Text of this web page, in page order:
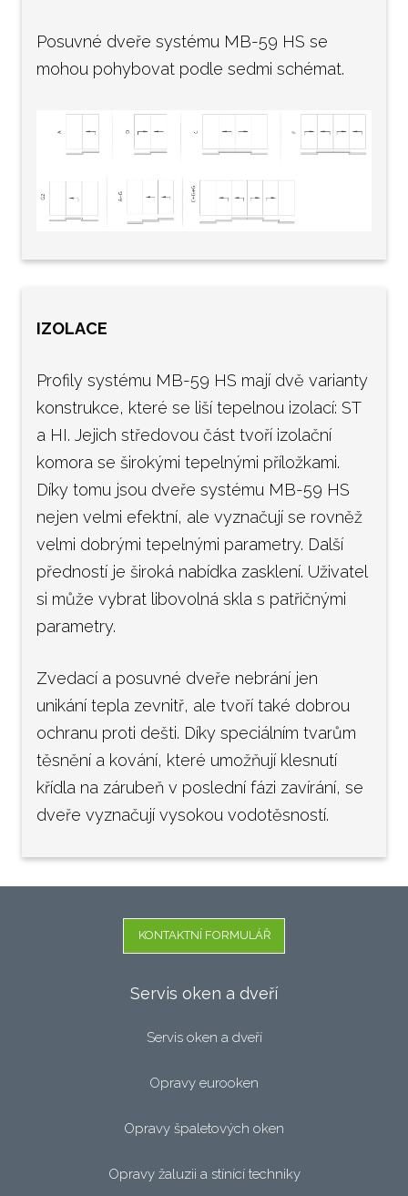
Posuvné dveře systému MB-59 HS se
mohou pohybovat podle sedmi schémat.
IZOLACE
Profily systému MB-59 HS mají dvě varianty
konstrukce, které se liší tepelnou izolací: ST
a HI. Jejich středovou část tvoří izolační
komora se širokými tepelnými příložkami.
Díky tomu jsou dveře systému MB-59 HS
nejen velmi efektní, ale vyznačují se rovněž
velmi dobrými tepelnými parametry. Další
předností je široká nabídka zasklení. Uživatel
si může vybrat libovolná skla s patřičnými
parametry.
Zvedací a posuvné dveře nebrání jen
unikání tepla zevnitř, ale tvoří také dobrou
ochranu proti dešti. Díky speciálním tvarům
těsnění a kování, které umožňují klesnutí
křídla na zárubeň v poslední fázi zavírání, se
dveře vyznačují vysokou vodotěsností.
KONTAKTNÍ FORMULÁŘ
Servis oken a dveří
Servis oken a dveří
Opravy eurooken
Opravy špaletových oken
Opravy žaluzii a stínící techniky